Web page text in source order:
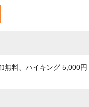
無料、ハイキング 5,000